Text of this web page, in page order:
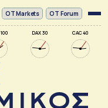
DAX 30 CAC 40
ΟΤ Markets OT Forum